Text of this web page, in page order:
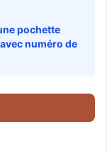
pochette
numéro de